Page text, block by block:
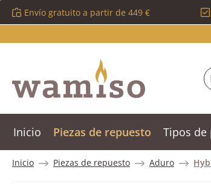
al contenido principal
Saltar a la búsqueda
Saltar a la navegación principal
Envío gratuito a partir de 449 €
Inicio Piezas de repuesto Tipos de
Inicio Piezas de repuesto Aduro